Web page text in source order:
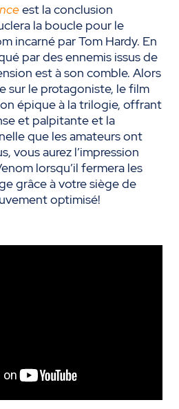
est la conclusion
la boucle pour le
incarné par Tom Hardy. En
par des ennemis issus de
est à son comble. Alors
sur le protagoniste, le film
épique à la trilogie, offrant
et palpitante et la
que les amateurs ont
vous aurez l’impression
lorsqu’il fermera les
grâce à votre siège de
optimisé!